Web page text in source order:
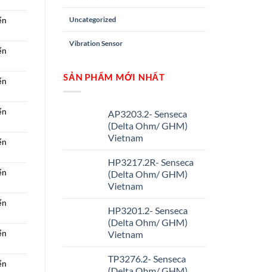
Uncategorized
Vibration Sensor
SẢN PHẨM MỚI NHẤT
AP3203.2- Senseca
(Delta Ohm/ GHM)
Vietnam
HP3217.2R- Senseca
(Delta Ohm/ GHM)
Vietnam
HP3201.2- Senseca
(Delta Ohm/ GHM)
Vietnam
TP3276.2- Senseca